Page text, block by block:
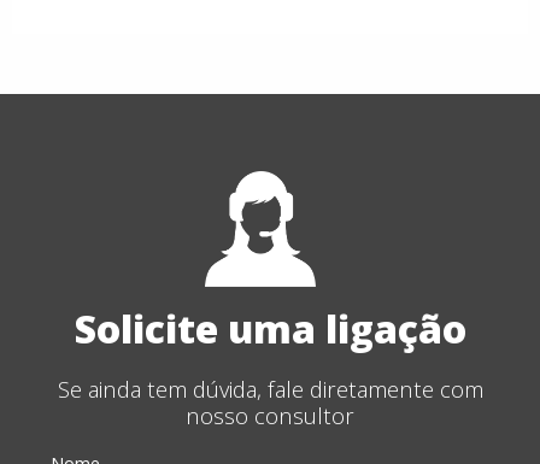
Solicite uma ligação
Se ainda tem dúvida, fale diretamente com
nosso consultor